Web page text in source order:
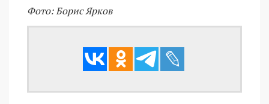
Фото: Борис Ярков